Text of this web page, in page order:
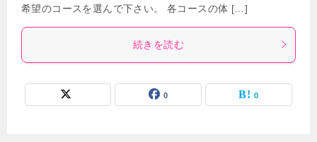
希望のコースを選んで下さい。 各コースの体 […]
続きを読む
0 0